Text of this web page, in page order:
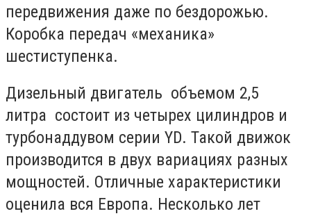
передвижения даже по бездорожью.
Коробка передач «механика»
шестиступенка.
Дизельный двигатель объемом 2,5
литра состоит из четырех цилиндров и
турбонаддувом серии YD. Такой движок
производится в двух вариациях разных
мощностей. Отличные характеристики
оценила вся Европа. Несколько лет